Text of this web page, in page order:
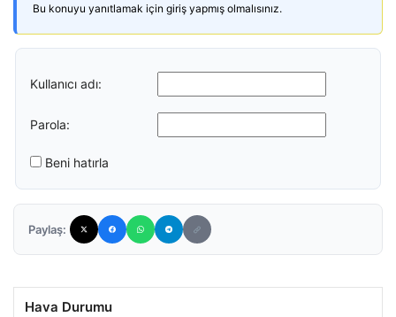
Bu konuyu yanıtlamak için giriş yapmış olmalısınız.
Kullanıcı adı:
Parola:
Beni hatırla
Paylaş:
Hava Durumu